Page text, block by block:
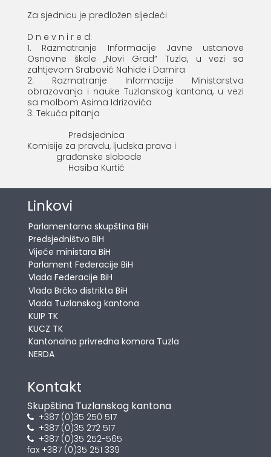
Za sjednicu je predložen sljedeći
D n e v n i r e d:
1. Razmatranje Informacije Javne ustanove
Osnovne škole „Novi Grad“ Tuzla, u vezi sa
zahtjevom Srabović Nahide i Damira
2. Razmatranje Informacije Ministarstva
obrazovanja i nauke Tuzlanskog kantona, u vezi
sa molbom Asima Idrizovića
3. Tekuća pitanja
Predsjednica
Komisije za pravdu, ljudska prava i
građanske slobode
Hasiba Kurtić
Linkovi
Parlamentarna skupština BiH
Predsjedništvo BiH
Vijeće ministara BiH
Parlament Federacije BiH
Vlada Federacije BiH
Vlada Brčko distrikta BiH
Vlada Tuzlanskog kantona
KUIP TK
KUCZ TK
Kantonalna privredna komora Tuzla
NERDA
Kontakt
Skupština Tuzlanskog kantona
+387 (0)35 250 517
+387 (0)35 272 517
+387 (0)35 252-565
fax +387 (0)35 251 339